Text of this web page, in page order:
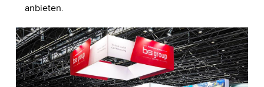
anbieten.